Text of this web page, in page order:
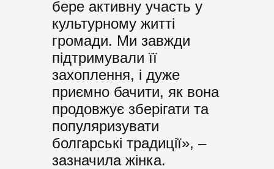
бере активну участь у
культурному житті
громади. Ми завжди
підтримували її
захоплення, і дуже
приємно бачити, як вона
продовжує зберігати та
популяризувати
болгарські традиції», –
зазначила жінка.